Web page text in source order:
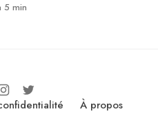
5 min
À propos